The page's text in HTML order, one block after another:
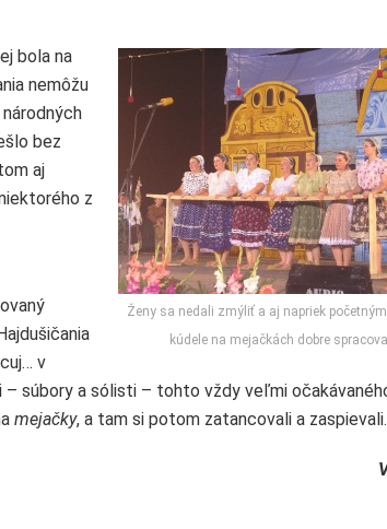
Ženy sa nedali zmýliť a aj napriek
kúdele na mejačkách dobre
bola na
nemôžu
bez
aj
z
v
súbory a sólisti – tohto vždy veľmi
mejačky, a tam si potom zatancovali a